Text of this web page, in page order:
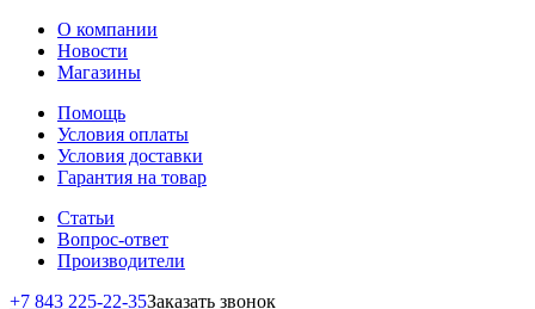
О компании
Новости
Магазины
Помощь
Условия оплаты
Условия доставки
Гарантия на товар
Статьи
Вопрос-ответ
Производители
+7 843 225-22-35Заказать звонок